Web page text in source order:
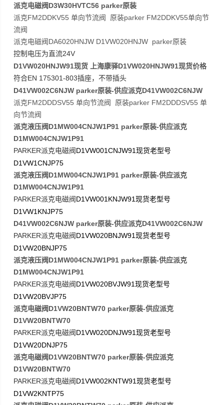
派克电磁阀D3W30HVTC56 parker原装
派克FM2DDKV55 单向节流阀 原装parker FM2DDKV55单向节
流阀
派克电磁阀DA6020HNJW D1VW020HNJW parker原装
控制电压为直流24V
D1VW020HNJW91现货 上海康驿D1VW020HNJW91现货价格
符合EN 175301-803插座，不带插头
D41VW002C6NJW parker原装-供应派克D41VW002C6NJW
派克FM2DDDSV55 单向节流阀 原装parker FM2DDDSV55 单
向节流阀
派克液压阀D1MW004CNJW1P91 parker原装-供应派克
D1MW004CNJW1P91
PARKER派克电磁阀 D1VW001CNJW91现货老型号
D1VW1CNJP75
派克液压阀D1MW004CNJW1P91 parker原装-供应派克
D1MW004CNJW1P91
PARKER派克电磁阀 D1VW001KNJW91现货老型号
D1VW1KNJP75
D41VW002C6NJW parker原装-供应派克D41VW002C6NJW
PARKER派克电磁阀 D1VW020BNJW91现货老型号
D1VW20BNJP75
派克液压阀D1MW004CNJW1P91 parker原装-供应派克
D1MW004CNJW1P91
PARKER派克电磁阀 D1VW020BVJW91现货老型号
D1VW20BVJP75
派克电磁阀D1VW20BNTW70 parker原装-供应派克
D1VW20BNTW70
PARKER派克电磁阀 D1VW020DNJW91现货老型号
D1VW20DNJP75
派克电磁阀D1VW20BNTW70 parker原装-供应派克
D1VW20BNTW70
PARKER派克电磁阀 D1VW002KNTW91现货老型号
D1VW2KNTP75